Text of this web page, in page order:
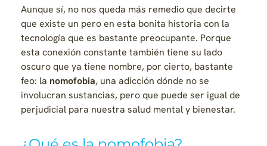
Aunque sí, no nos queda más remedio que decirte
que existe un pero en esta bonita historia con la
tecnología que es bastante preocupante. Porque
esta conexión constante también tiene su lado
oscuro que ya tiene nombre, por cierto, bastante
feo: la nomofobia, una adicción dónde no se
involucran sustancias, pero que puede ser igual de
perjudicial para nuestra salud mental y bienestar.